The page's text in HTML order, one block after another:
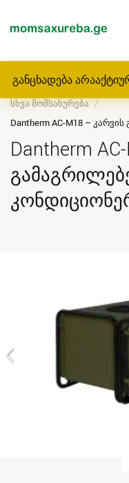
განცხადება
მთავარი მომსახურება
სხვა მომსახურება
Dantherm AC-M18 –
Dantherm